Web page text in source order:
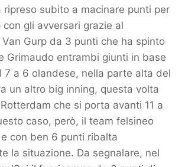
subito a macinare punti per
con gli avversari grazie al
Gurp da 3 punti che ha spinto
Grimaudo entrambi giunti in base
7 a 6 olandese, nella parte alta del
un altro big inning, questa volta
che si porta avanti 11 a
caso, però, il team felsineo
con ben 6 punti ribalta
la situazione. Da segnalare, nel